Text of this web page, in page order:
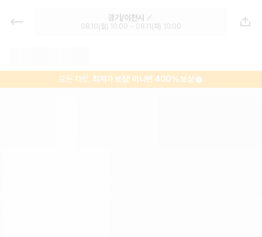
이천종합터미널 렌트카 - 경기 렌터
카 가격비교, 최저가 보장 1위 카모아
경기/이천시
08.10(월) 10:00 ~ 08.11(화) 10:00
모든 차량,최저가 보장! 아니면 400% 보상